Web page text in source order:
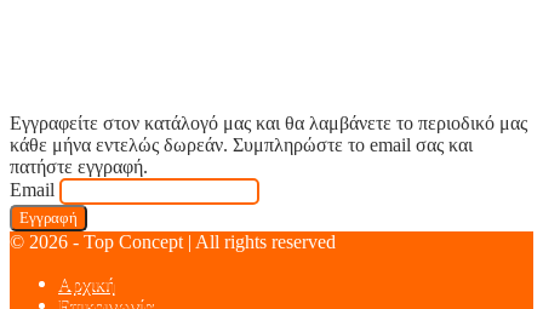
Εγγραφείτε στον κατάλογό μας και θα λαμβάνετε το περιοδικό μας
κάθε μήνα εντελώς δωρεάν. Συμπληρώστε το email σας και
πατήστε εγγραφή.
Email
© 2026 - Top Concept | All rights reserved
Αρχική
Επικοινωνία